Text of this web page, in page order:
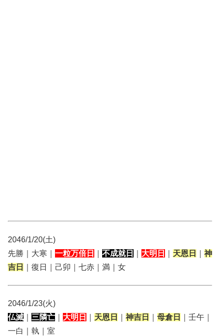
2046/1/20(土)
先勝｜大寒｜ 一粒万倍日 不成就日 大明日 天恩日
神
吉日
｜復日｜己卯｜七赤｜満｜女
2046/1/23(火)
仏滅
三隣亡 大明日 天恩日 神吉日 母倉日
｜壬午｜
一白｜執｜室